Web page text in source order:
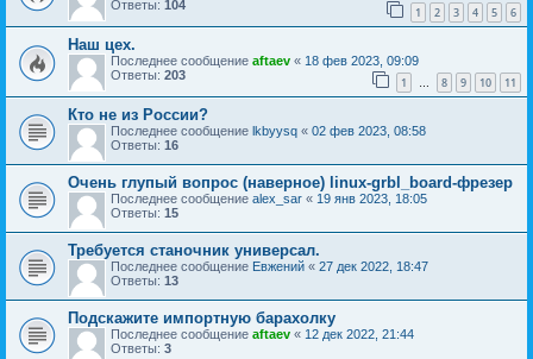
Ответы: 104 1 2 3 4 5 6
Наш цех.
Последнее сообщение aftaev « 18 фев 2023, 09:09
Ответы: 203 1 … 8 9 10 11
Кто не из России?
Последнее сообщение lkbyysq « 02 фев 2023, 08:58
Ответы: 16
Очень глупый вопрос (наверное) linux-grbl_board-фрезер
Последнее сообщение alex_sar « 19 янв 2023, 18:05
Ответы: 15
Требуется станочник универсал.
Последнее сообщение Евжений « 27 дек 2022, 18:47
Ответы: 13
Подскажите импортную барахолку
Последнее сообщение aftaev « 12 дек 2022, 21:44
Ответы: 3